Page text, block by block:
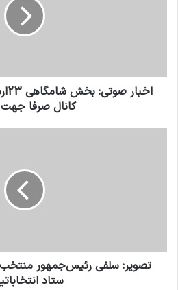
کانال صرفا جهت
تصویر: سلفی رئیس‌جمهور منتخب
ستاد